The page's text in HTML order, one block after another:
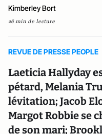
Kimberley Bort
26 min de lecture
REVUE DE PRESSE PEOPLE
Laeticia Hallyday
pétard, Melania
lévitation; Jacob
Margot Robbie se
de son mari;